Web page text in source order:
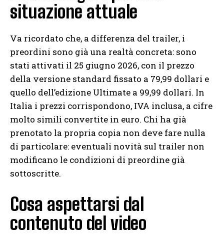
situazione attuale
Va ricordato che, a differenza del trailer, i
preordini sono già una realtà concreta: sono
stati attivati il 25 giugno 2026, con il prezzo
della versione standard fissato a 79,99 dollari e
quello dell’edizione Ultimate a 99,99 dollari. In
Italia i prezzi corrispondono, IVA inclusa, a cifre
molto simili convertite in euro. Chi ha già
prenotato la propria copia non deve fare nulla
di particolare: eventuali novità sul trailer non
modificano le condizioni di preordine già
sottoscritte.
Cosa aspettarsi dal
contenuto del video